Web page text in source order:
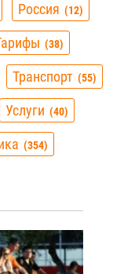
Россия 12
38
Транспорт 55
Услуги 40
354